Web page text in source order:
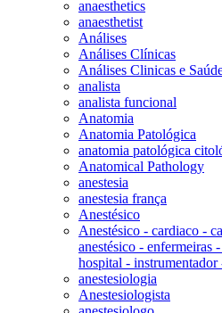
anaesthetics
anaesthetist
Análises
Análises Clínicas
Análises Clinicas e
analista
analista funcional
Anatomia
Anatomia Patológica
anatomia patológica
Anatomical Pathology
anestesia
anestesia frança
Anestésico
Anestésico - cardiaco -
anestésico - enfermeiras
hospital - instrumentador
anestesiologia
Anestesiologista